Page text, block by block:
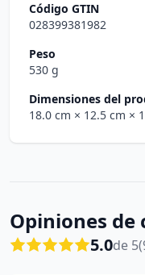
Código GTIN
028399381982
Peso
530 g
Dimensiones del
18.0 cm × 12.5 cm ×
Opiniones de
5.0de 5